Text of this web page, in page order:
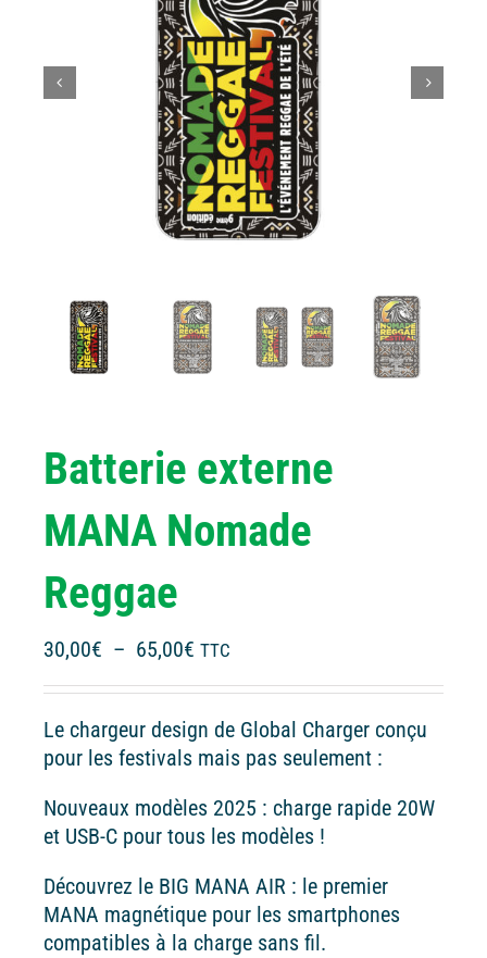
Batterie externe
MANA Nomade
Reggae
30,00€ – 65,00€ Plage
30,00€
à
TTC
Le chargeur design de Global Charger conçu
pour les festivals mais pas seulement :
Nouveaux modèles 2025 : charge rapide 20W
et USB-C pour tous les modèles !
Découvrez le BIG MANA AIR : le premier
MANA magnétique pour les smartphones
compatibles à la charge sans fil.